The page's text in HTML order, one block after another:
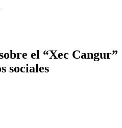
el “Xec Cangur”
sociales